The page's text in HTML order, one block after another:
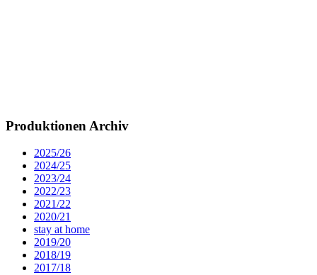
Produktionen Archiv
2025/26
2024/25
2023/24
2022/23
2021/22
2020/21
stay at home
2019/20
2018/19
2017/18